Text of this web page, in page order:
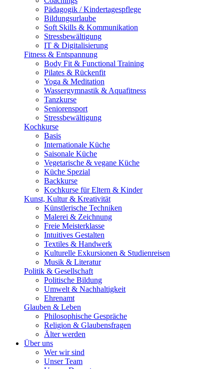
Pädagogik / Kindertagespflege
Bildungsurlaube
Soft Skills & Kommunikation
Stressbewältigung
IT & Digitalisierung
Fitness & Entspannung
Body Fit & Functional Training
Pilates & Rückenfit
Yoga & Meditation
Wassergymnastik & Aquafitness
Tanzkurse
Seniorensport
Stressbewältigung
Kochkurse
Basis
Internationale Küche
Saisonale Küche
Vegetarische & vegane Küche
Küche Spezial
Backkurse
Kochkurse für Eltern & Kinder
Kunst, Kultur & Kreativität
Künstlerische Techniken
Malerei & Zeichnung
Freie Meisterklasse
Intuitives Gestalten
Textiles & Handwerk
Kulturelle Exkursionen & Studienreisen
Musik & Literatur
Politik & Gesellschaft
Politische Bildung
Umwelt & Nachhaltigkeit
Ehrenamt
Glauben & Leben
Philosophische Gespräche
Religion & Glaubensfragen
Älter werden
Über uns
Wer wir sind
Unser Team